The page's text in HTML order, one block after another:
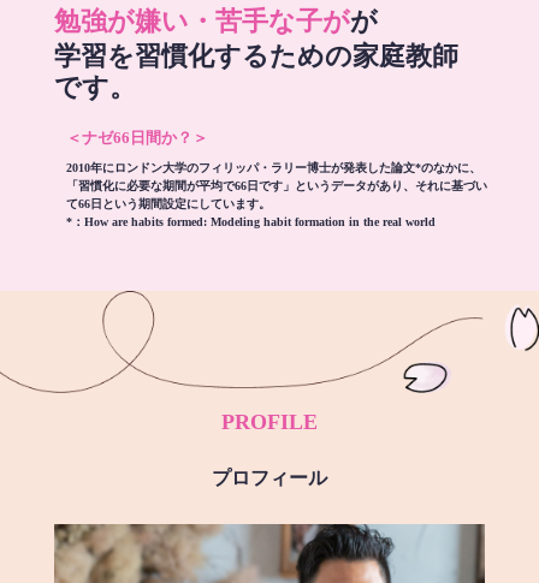
勉強が嫌い・苦手な子がが
学習を習慣化するための家庭教師
です。
＜ナゼ66日間か？＞
2010年にロンドン大学のフィリッパ・ラリー博士が発表した論文*のなかに、
「習慣化に必要な期間が平均で66日です」というデータがあり、それに基づい
て66日という期間設定にしています。
*： How are habits formed: Modeling habit formation in the real world
PROFILE
プロフィール